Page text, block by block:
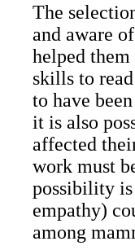
The
and aware
helped
skills to
to have
it is also
affected
work must
possibility is
empathy)
among